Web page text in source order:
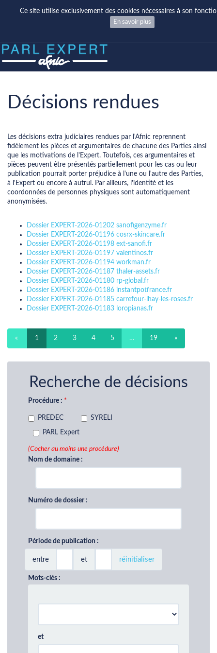
Ce site utilise exclusivement des cookies nécessaires à son
En savoir plus
Décisions rendues
Les décisions extra judiciaires rendues par l'Afnic reprennent
fidèlement les pièces et argumentaires de chacune des Parties ainsi
que les motivations de l'Expert. Toutefois, ces argumentaires et
pièces peuvent être présentés partiellement pour les cas ou leur
publication pourrait porter préjudice à l'une ou l'autre des Parties,
à l'Expert ou encore à autrui. Par ailleurs, l'identité et les
coordonnées de personnes physiques sont automatiquement
anonymisées.
Dossier EXPERT-2026-01202 sanofigenzyme.fr
Dossier EXPERT-2026-01196 cosrx-skincare.fr
Dossier EXPERT-2026-01198 ext-sanofi.fr
Dossier EXPERT-2026-01197 valentinos.fr
Dossier EXPERT-2026-01194 workman.fr
Dossier EXPERT-2026-01187 thaler-assets.fr
Dossier EXPERT-2026-01180 rp-global.fr
Dossier EXPERT-2026-01186 instantpotfrance.fr
Dossier EXPERT-2026-01185 carrefour-lhay-les-roses.fr
Dossier EXPERT-2026-01183 loropianas.fr
« 1 2 3 4 5 … 19 »
Recherche de décisions
Procédure :
PREDEC SYRELI
PARL Expert
(Cocher au moins une procédure)
Nom de domaine :
Numéro de dossier :
Période de publication :
entre et réinitialiser
Mots-clés :
et